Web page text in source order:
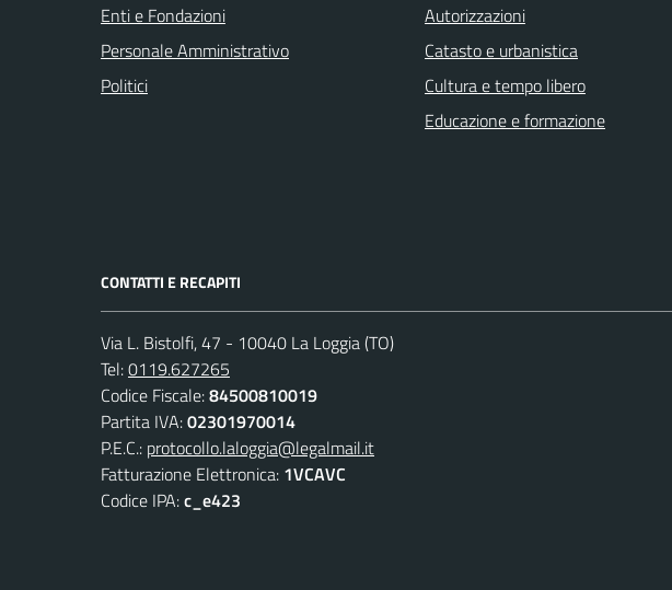
Enti e Fondazioni
Personale Amministrativo
Politici
Autorizzazioni
Catasto e urbanistica
Cultura e tempo libero
Educazione e formazione
CONTATTI E RECAPITI
Via L. Bistolfi, 47 - 10040 La Loggia (TO)
Tel:0119.627265
Codice Fiscale:84500810019
Partita IVA:02301970014
P.E.C.: protocollo.laloggia@legalmail.it
Fatturazione Elettronica: 1VCAVC
Codice IPA:c_e423